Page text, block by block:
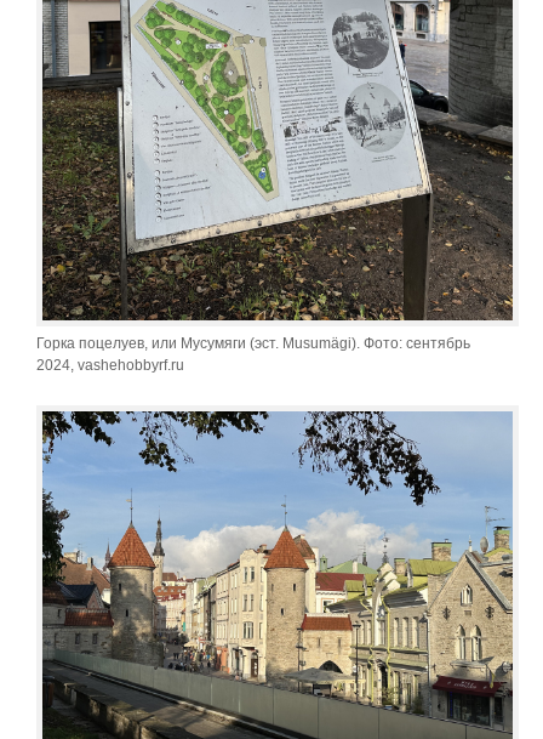
Горка поцелуев, или Мусумяги (эст. Musumägi). Фото: сентябрь
2024, vashehobbyrf.ru